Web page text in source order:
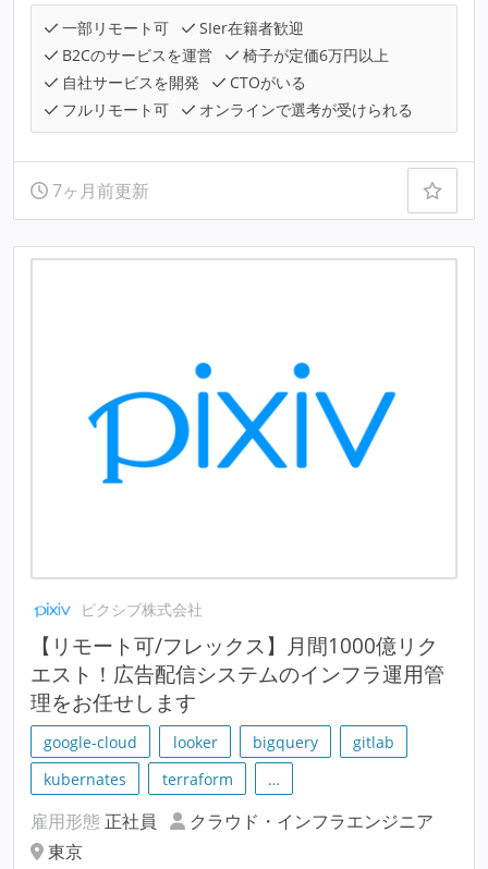
一部リモート可
SIer在籍者歓迎
B2Cのサービスを運営
椅子が定価6万円以上
自社サービスを開発
CTOがいる
フルリモート可
オンラインで選考が受けられる
7ヶ月前更新
ピクシブ株式会社
【リモート可/フレックス】月間1000億リク
エスト！広告配信システムのインフラ運用管
理をお任せします
google-cloud looker bigquery
gitlab
kubernates
terraform …
雇用形態 正社員
クラウド・インフラエンジニア
東京